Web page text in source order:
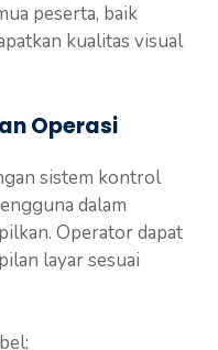
peserta, baik
kualitas visual
Operasi
sistem kontrol
dalam
Operator dapat
layar sesuai